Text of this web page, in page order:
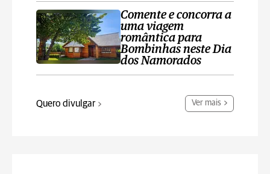
Comente e concorra a
uma viagem
romântica para
Bombinhas neste Dia
dos Namorados
Quero divulgar Ver mais